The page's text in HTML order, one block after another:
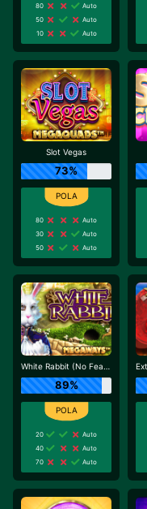
80
Auto
50
Auto
10
Auto
Slot Vegas
73%
80
Auto
30
Auto
50
Auto
White Rabbit (No Feature Drop)
89%
20
Auto
40
Auto
70
Auto